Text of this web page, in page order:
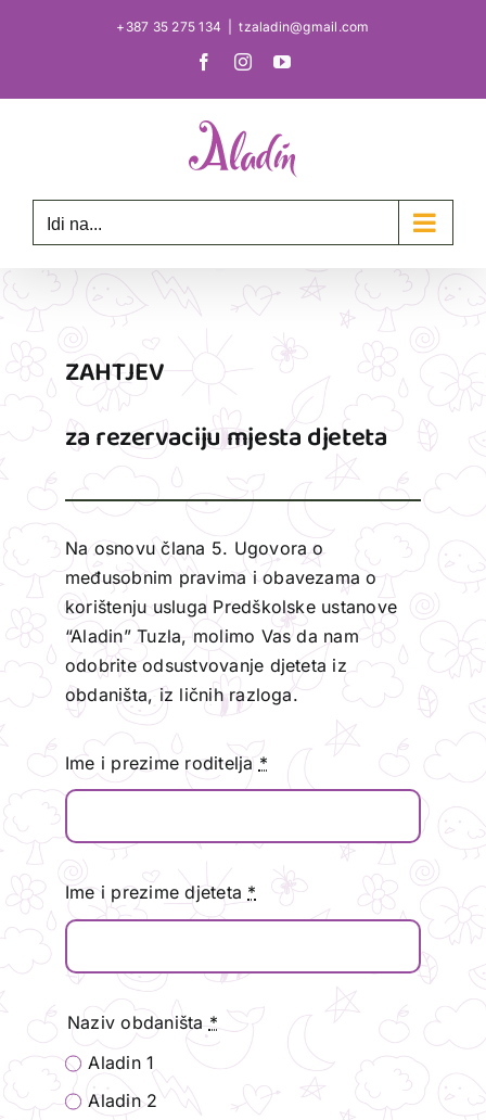
+387 35 275 134 tzaladin@gmail.com
FacebookInstagramYouTube
Idi na...
ZAHTJEV
za rezervaciju mjesta djeteta
Na osnovu člana 5. Ugovora o
međusobnim pravima i obavezama o
korištenju usluga Predškolske ustanove
“Aladin” Tuzla, molimo Vas da nam
odobrite odsustvovanje djeteta iz
obdaništa, iz ličnih razloga.
Ime i prezime roditelja *
Ime i prezime djeteta *
Naziv obdaništa *
Aladin 1
Aladin 2